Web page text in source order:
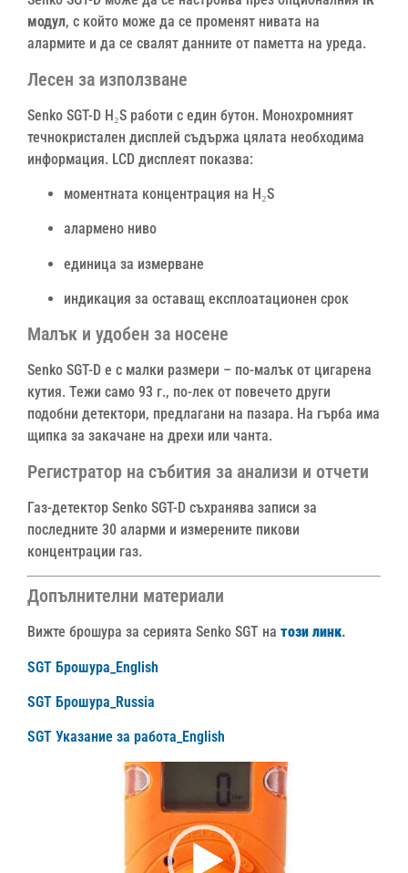
модул, с който може да се променят нивата на
алармите и да се свалят данните от паметта на уреда.
Лесен за използване
Senko SGT-D H₂S работи с един бутон. Монохромният
течнокристален дисплей съдържа цялата необходима
информация. LCD дисплеят показва:
моментната концентрация на H₂S
алармено ниво
единица за измерване
индикация за оставащ експлоатационен срок
Малък и удобен за носене
Senko SGT-D е с малки размери – по-малък от цигарена
кутия. Тежи само 93 г., по-лек от повечето други
подобни детектори, предлагани на пазара. На гърба има
щипка за закачане на дрехи или чанта.
Регистратор на събития за анализи и отчети
Газ-детектор Senko SGT-D съхранява записи за
последните 30 аларми и измерените пикови
концентрации газ.
Допълнителни материали
Вижте брошура за серията Senko SGT на този линк.
SGT Брошура_English
SGT Брошура_Russia
SGT Указание за работа_English